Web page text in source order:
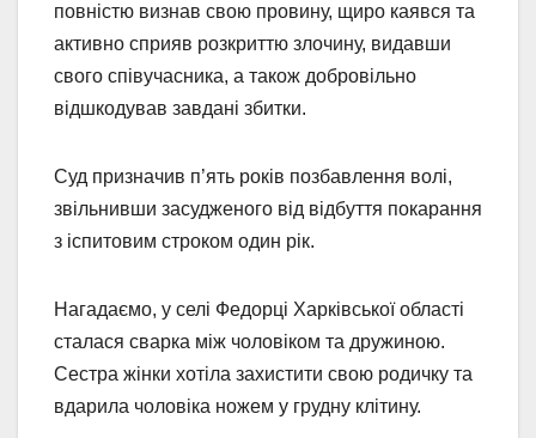
повністю визнав свою провину, щиро каявся та
активно сприяв розкриттю злочину, видавши
свого співучасника, а також добровільно
відшкодував завдані збитки.
Суд призначив п’ять років позбавлення волі,
звільнивши засудженого від відбуття покарання
з іспитовим строком один рік.
Нагадаємо, у селі Федорці Харківської області
сталася сварка між чоловіком та дружиною.
Сестра жінки хотіла захистити свою родичку та
вдарила чоловіка ножем у грудну клітину.